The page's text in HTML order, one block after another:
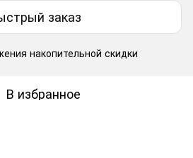
заказ
накопительной скидки
В избранное